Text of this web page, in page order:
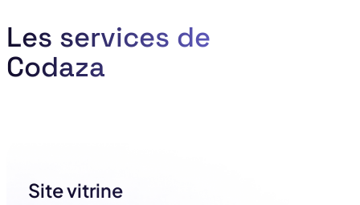
Les services de
Codaza
Site vitrine